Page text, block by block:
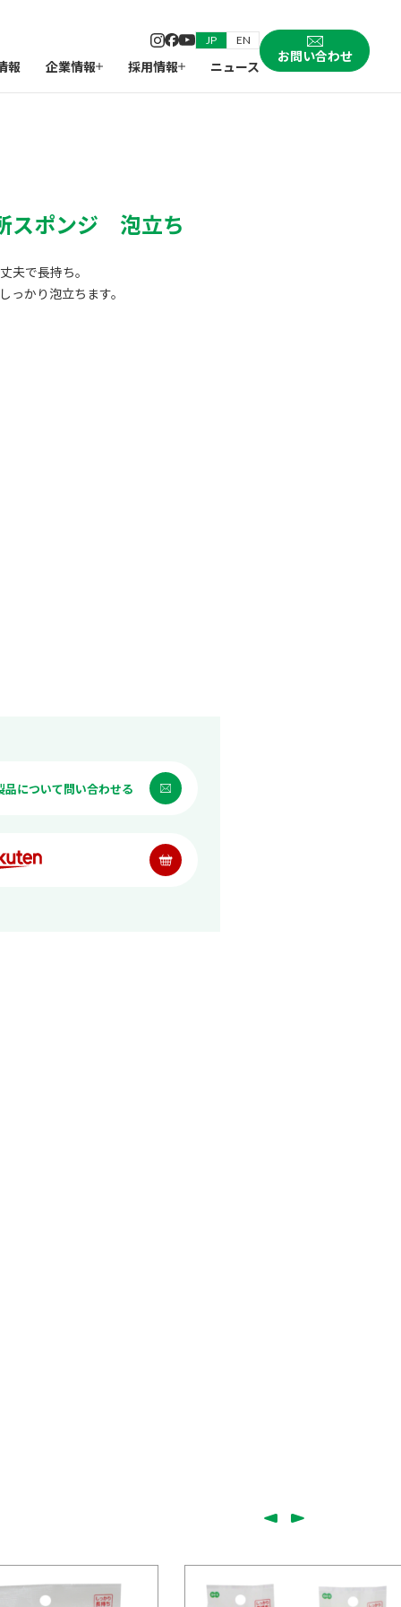
JP EN
報 企業情報 採用情報 ニュース
お問い合わせ
スポンジ 泡立ち
夫で長持ち。
っかり泡立ちます。
品について問い合わせる